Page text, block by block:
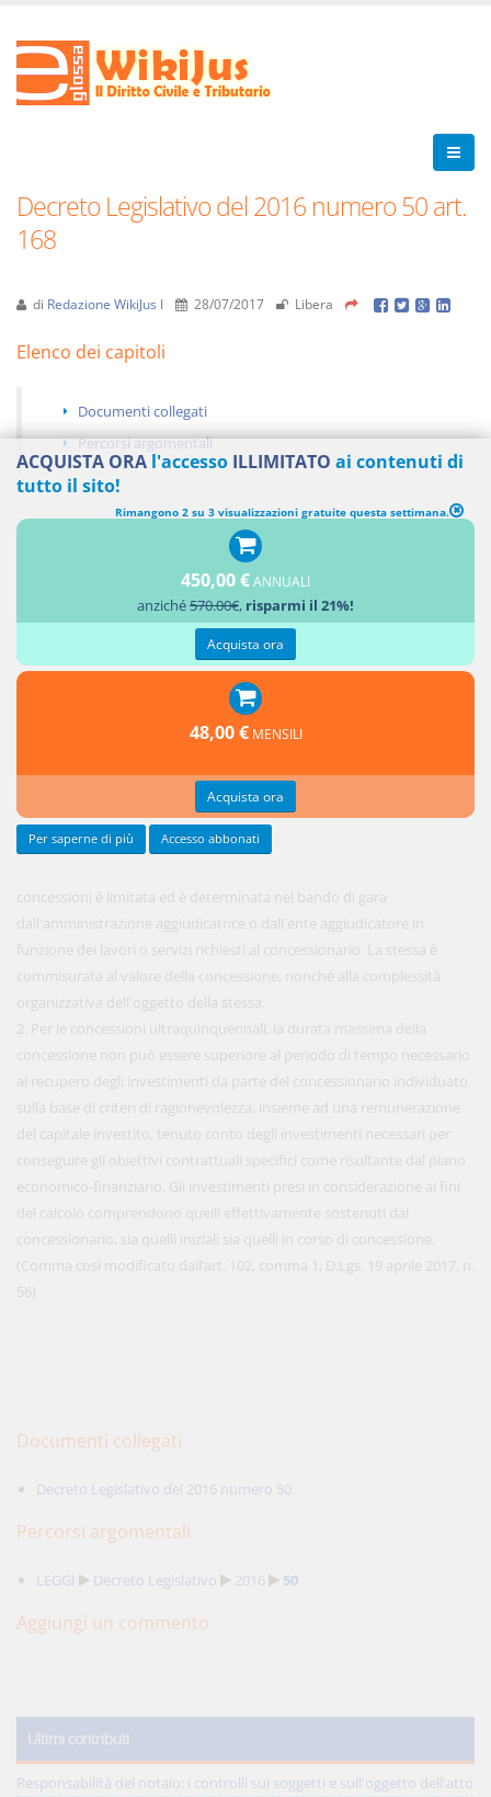
Decreto Legislativo del 2016 numero 50 art.
168
di Redazione WikiJus I 28/07/2017 Libera
Elenco dei capitoli
Documenti collegati
Percorsi argomentali
DURATA DELLE CONCESSIONI
concessioni è limitata ed è determinata nel bando di gara
dall'amministrazione aggiudicatrice o dall'ente aggiudicatore in
funzione dei lavori o servizi richiesti al concessionario. La stessa è
commisurata al valore della concessione, nonché alla complessità
organizzativa dell'oggetto della stessa.
2. Per le concessioni ultraquinquennali, la durata massima della
concessione non può essere superiore al periodo di tempo necessario
al recupero degli investimenti da parte del concessionario individuato
sulla base di criteri di ragionevolezza, insieme ad una remunerazione
del capitale investito, tenuto conto degli investimenti necessari per
conseguire gli obiettivi contrattuali specifici come risultante dal piano
economico-finanziario. Gli investimenti presi in considerazione ai fini
del calcolo comprendono quelli effettivamente sostenuti dal
concessionario, sia quelli iniziali sia quelli in corso di concessione.
(Comma così modificato dall’art. 102, comma 1, D.Lgs. 19 aprile 2017, n.
56)
Documenti collegati
Decreto Legislativo del 2016 numero 50
Percorsi argomentali
LEGGI Decreto Legislativo 2016 50
Aggiungi un commento
Ultimi contributi
Responsabilità del notaio: i controlli sui soggetti e sull'oggetto dell'atto
ACQUISTA ORA l'accesso ILLIMITATO ai contenuti di
tutto il sito!
Rimangono 2 su 3 visualizzazioni gratuite questa settimana.
450,00 €ANNUALI
anziché570.00€, risparmi il 21%!
Acquista ora
48,00 € MENSILI
Acquista ora
Per saperne di più Accesso abbonati